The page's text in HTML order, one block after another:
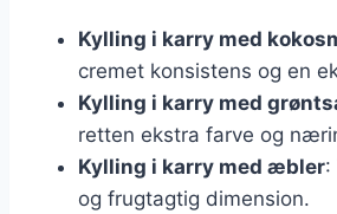
Kylling i karry med
cremet konsistens og en
Kylling i karry med
retten ekstra farve og
Kylling i karry med æbler:
og frugtagtig dimension.